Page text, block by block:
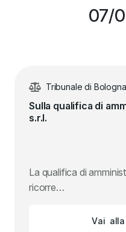
07/
Tribunale di Bologna
Sulla qualifica di
s.r.l.
La qualifica di
ricorre…
Vai alla